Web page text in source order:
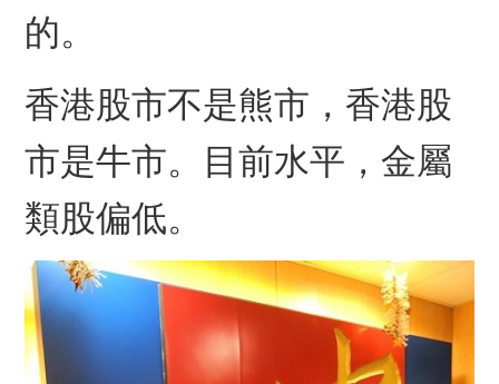
的。
香港股市不是熊市，香港股
市是牛市。目前水平，金屬
類股偏低。